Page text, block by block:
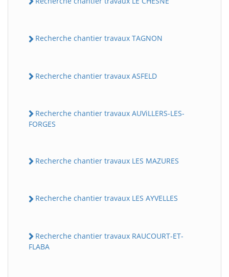
Recherche chantier travaux TAGNON
Recherche chantier travaux ASFELD
Recherche chantier travaux AUViLLERS-LES-
FORGES
Recherche chantier travaux LES MAZURES
Recherche chantier travaux LES AYVELLES
Recherche chantier travaux RAUCOURT-ET-
FLABA